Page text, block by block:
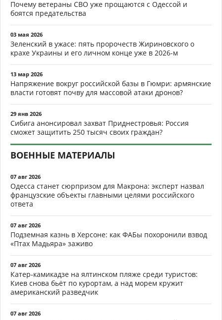
Почему ветераны СВО уже прощаются с Одессой и
боятся предательства
03 мая 2026
Зеленский в ужасе: пять пророчеств Жириновского о
крахе Украины и его личном конце уже в 2026-м
13 мар 2026
Напряжение вокруг российской базы в Гюмри: армянские
власти готовят почву для массовой атаки дронов?
29 янв 2026
Сибига анонсировал захват Приднестровья: Россия
сможет защитить 250 тысяч своих граждан?
ВОЕННЫЕ МАТЕРИАЛЫ
07 авг 2026
Одесса станет сюрпризом для Макрона: эксперт назвал
французские объекты главными целями российского
ответа
07 авг 2026
Подземная казнь в Херсоне: как ФАБы похоронили взвод
«Птах Мадьяра» заживо
07 авг 2026
Катер-камикадзе на ялтинском пляже среди туристов:
Киев снова бьёт по курортам, а над морем кружит
американский разведчик
07 авг 2026